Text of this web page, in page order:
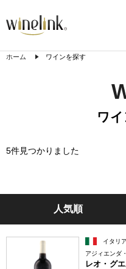
ホーム ワインを探す
ワ
5件見つかりました
人気順
イタリア
アジィエンダ
レオ・グ